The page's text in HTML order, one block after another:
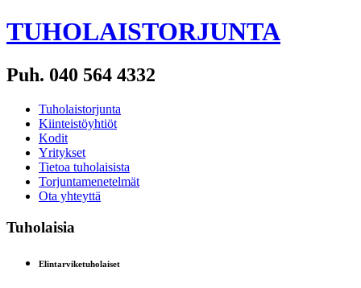
TUHOLAISTORJUNTA
Puh. 040 564 4332
Tuholaistorjunta
Kiinteistöyhtiöt
Kodit
Yritykset
Tietoa tuholaisista
Torjuntamenetelmät
Ota yhteyttä
Tuholaisia
Elintarviketuholaiset